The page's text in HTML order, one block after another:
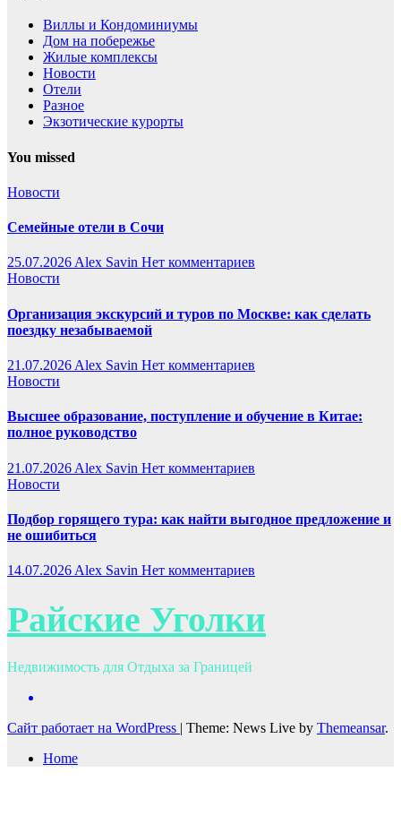
Виллы и Кондоминиумы
Дом на побережье
Жилые комплексы
Новости
Отели
Разное
Экзотические курорты
You missed
Новости
Семейные отели в Сочи
25.07.2026Alex Savin Нет комментариев
Новости
Организация экскурсий и туров по Москве: как сделать
поездку незабываемой
21.07.2026 Alex Savin Нет комментариев
Новости
Высшее образование, поступление и обучение в Китае:
полное руководство
21.07.2026 Alex Savin Нет комментариев
Новости
Подбор горящего тура: как найти выгодное предложение и
не ошибиться
14.07.2026 Alex Savin Нет комментариев
Райские Уголки
Недвижимость для Отдыха за Границей
Сайт работает на WordPress | Theme: News Live by Themeansar.
Home